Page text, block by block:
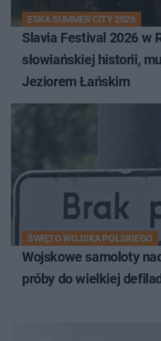
ESKA SUMMER CITY 2026
Slavia Festival 2026 w
słowiańskiej historii,
Jeziorem Łańskim
ŚWIĘTO WOJSKA POLSKIEGO
Wojskowe samoloty
próby do wielkiej